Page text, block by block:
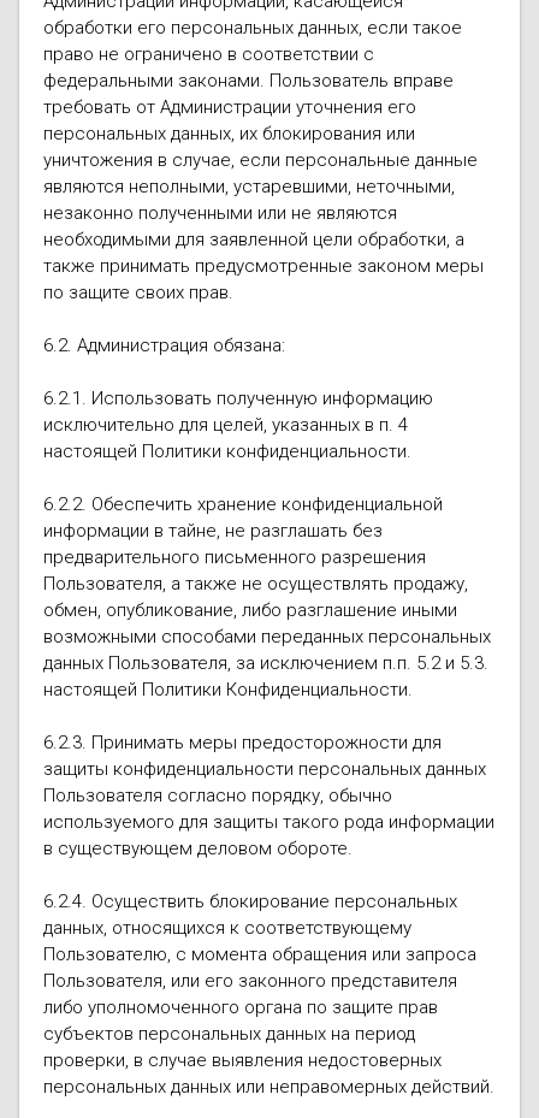
обработки его персональных данных, если такое
право не ограничено в соответствии с
федеральными законами. Пользователь вправе
требовать от Администрации уточнения его
персональных данных, их блокирования или
уничтожения в случае, если персональные данные
являются неполными, устаревшими, неточными,
незаконно полученными или не являются
необходимыми для заявленной цели обработки, а
также принимать предусмотренные законом меры
по защите своих прав.
6.2. Администрация обязана:
6.2.1. Использовать полученную информацию
исключительно для целей, указанных в п. 4
настоящей Политики конфиденциальности.
6.2.2. Обеспечить хранение конфиденциальной
информации в тайне, не разглашать без
предварительного письменного разрешения
Пользователя, а также не осуществлять продажу,
обмен, опубликование, либо разглашение иными
возможными способами переданных персональных
данных Пользователя, за исключением п.п. 5.2 и 5.3.
настоящей Политики Конфиденциальности.
6.2.3. Принимать меры предосторожности для
защиты конфиденциальности персональных данных
Пользователя согласно порядку, обычно
используемого для защиты такого рода информации
в существующем деловом обороте.
6.2.4. Осуществить блокирование персональных
данных, относящихся к соответствующему
Пользователю, с момента обращения или запроса
Пользователя, или его законного представителя
либо уполномоченного органа по защите прав
субъектов персональных данных на период
проверки, в случае выявления недостоверных
персональных данных или неправомерных действий.